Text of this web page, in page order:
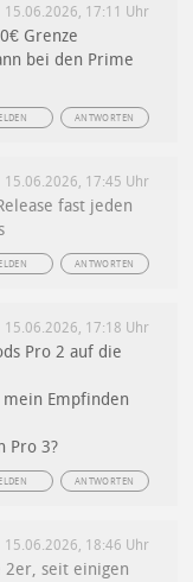
15.06.2026, 17:11 Uhr
Grenze
bei den Prime
ANTWORTEN
15.06.2026, 17:45 Uhr
fast jeden
ANTWORTEN
15.06.2026, 17:18 Uhr
Pro 2 auf die
mein Empfinden
Pro 3?
ANTWORTEN
15.06.2026, 18:46 Uhr
2er, seit einigen